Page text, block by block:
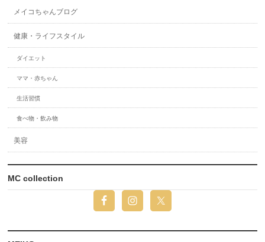
メイコちゃんブログ
健康・ライフスタイル
ダイエット
ママ・赤ちゃん
生活習慣
食べ物・飲み物
美容
MC collection